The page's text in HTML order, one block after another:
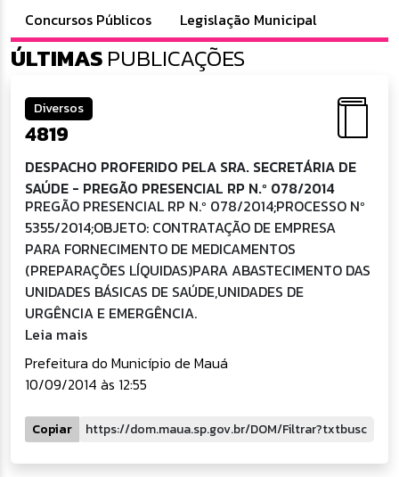
Concursos Públicos Legislação Municipal
ÚLTIMASPUBLICAÇÕES
Diversos
4819
DESPACHO PROFERIDO PELA SRA. SECRETÁRIA DE
SAÚDE - PREGÃO PRESENCIAL RP N.º 078/2014
PREGÃO PRESENCIAL RP N.º 078/2014;PROCESSO Nº
5355/2014;OBJETO: CONTRATAÇÃO DE EMPRESA
PARA FORNECIMENTO DE MEDICAMENTOS
(PREPARAÇÕES LÍQUIDAS)PARA ABASTECIMENTO DAS
UNIDADES BÁSICAS DE SAÚDE,UNIDADES DE
URGÊNCIA E EMERGÊNCIA.
Leia mais
Prefeitura do Município de Mauá
10/09/2014 às 12:55
Copiar